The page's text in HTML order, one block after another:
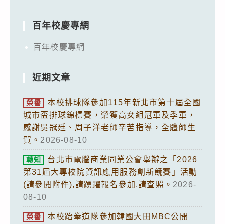
百年校慶專網
百年校慶專網
近期文章
榮譽
本校排球隊參加115年新北市第十屆全國
城市盃排球錦標賽，榮獲高女組冠軍及季軍，
感謝吳冠廷、周子洋老師辛苦指導，全體師生
賀。 2026-08-10
轉知
台北市電腦商業同業公會舉辦之「2026
第31屆大專校院資訊應用服務創新競賽」活動
(請參閱附件),請踴躍報名參加,請查照。 2026-
08-10
榮譽
本校跆拳道隊參加韓國大田MBC公開